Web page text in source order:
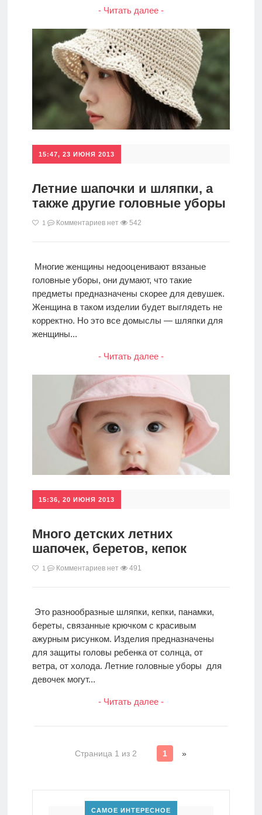
- Читать далее -
15:47, 23 ИЮНЯ 2013
Летние шапочки и шляпки, а
также другие головные уборы
1 Комментариев нет 542
Многие женщины недооценивают вязаные
головные уборы, они думают, что такие
предметы предназначены скорее для девушек.
Женщина в таком изделии будет выглядеть не
корректно. Но это все домыслы — шляпки для
женщины...
- Читать далее -
15:36, 20 ИЮНЯ 2013
Много детских летних
шапочек, беретов, кепок
1 Комментариев нет 491
Это разнообразные шляпки, кепки, панамки,
береты, связанные крючком с красивым
ажурным рисунком. Изделия предназначены
для защиты головы ребенка от солнца, от
ветра, от холода. Летние головные уборы для
девочек могут...
- Читать далее -
Страница 1 из 2 1 »
САМОЕ ИНТЕРЕСНОЕ